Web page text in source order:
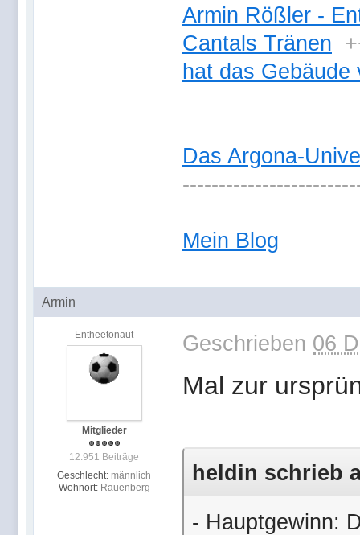
Armin Rößler -
Cantals Tränen
hat das Gebäude
Das Argona-
Mein Blog
Armin
Entheetonaut
Mitglieder
12.951 Beiträge
Geschlecht: männlich
Wohnort: Rauenberg
Geschrieben 06
Mal zur
heldin schrieb
- Hauptgewinn: